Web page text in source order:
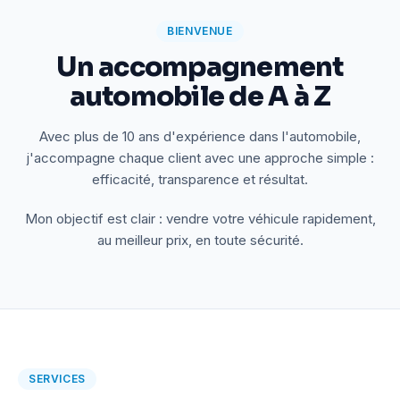
BIENVENUE
Un accompagnement
automobile de A à Z
Avec plus de 10 ans d'expérience dans l'automobile,
j'accompagne chaque client avec une approche simple :
efficacité, transparence et résultat.
Mon objectif est clair : vendre votre véhicule rapidement,
au meilleur prix, en toute sécurité.
SERVICES